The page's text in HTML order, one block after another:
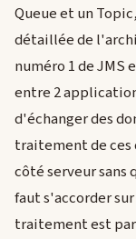
Queue et un
détaillée de
numéro 1 de JMS
entre 2
d'échanger des
traitement de ces
côté serveur
faut s'accorder
traitement est